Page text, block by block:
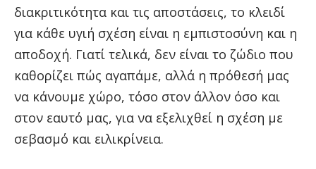
διακριτικότητα και τις αποστάσεις, το κλειδί
για κάθε υγιή σχέση είναι η εμπιστοσύνη και η
αποδοχή. Γιατί τελικά, δεν είναι το ζώδιο που
καθορίζει πώς αγαπάμε, αλλά η πρόθεσή μας
να κάνουμε χώρο, τόσο στον άλλον όσο και
στον εαυτό μας, για να εξελιχθεί η σχέση με
σεβασμό και ειλικρίνεια.